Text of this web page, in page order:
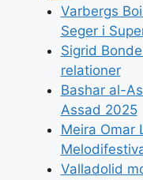
Varbergs
Seger i
Sigrid
relationer
Bashar al-
Assad 2025
Meira Omar
Valladolid